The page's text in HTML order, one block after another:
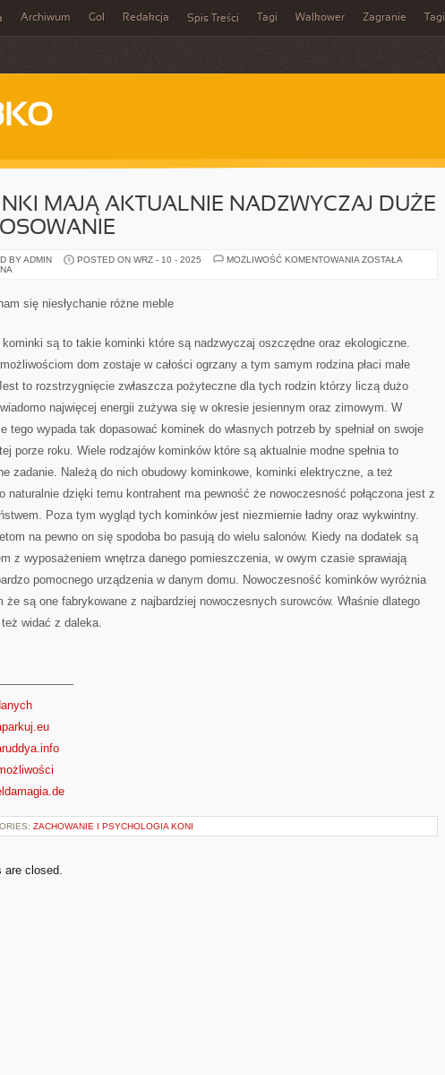
Archiwum Gol Redakcja Spis Treści Tagi Walkower Zagranie Tagi
MAJĄ AKTUALNIE NADZWYCZAJ DUŻE
BY ADMIN POSTED ON WRZ - 10 - 2025 MOŻLIWOŚĆ KOMENTOWANIA KOMINKI
ZOSTAŁA
się niesłychanie różne meble
kominki są to takie kominki które są nadzwyczaj oszczędne oraz ekologiczne.
dom zostaje w całości ogrzany a tym samym rodzina płaci małe
to rozstrzygnięcie zwłaszcza pożyteczne dla tych rodzin którzy liczą dużo
najwięcej energii zużywa się w okresie jesiennym oraz zimowym. W
tego wypada tak dopasować kominek do własnych potrzeb by spełniał on swoje
porze roku. Wiele rodzajów kominków które są aktualnie modne spełnia to
zadanie. Należą do nich obudowy kominkowe, kominki elektryczne, a też
naturalnie dzięki temu kontrahent ma pewność że nowoczesność połączona jest z
Poza tym wygląd tych kominków jest niezmiernie ładny oraz wykwintny.
na pewno on się spodoba bo pasują do wielu salonów. Kiedy na dodatek są
z wyposażeniem wnętrza danego pomieszczenia, w owym czasie sprawiają
pomocnego urządzenia w danym domu. Nowoczesność kominków wyróżnia
że są one fabrykowane z najbardziej nowoczesnych surowców. Właśnie dlatego
widać z daleka.
ZACHOWANIE I PSYCHOLOGIA KONI
are closed.